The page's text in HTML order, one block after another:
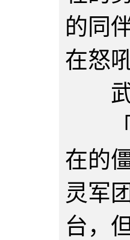
的同
在怒
武
「
在的
灵军
台，